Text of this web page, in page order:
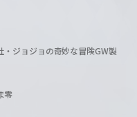
・ジョジョの奇妙な冒険GW製
零